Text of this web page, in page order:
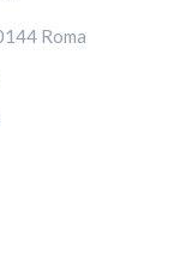
Roma